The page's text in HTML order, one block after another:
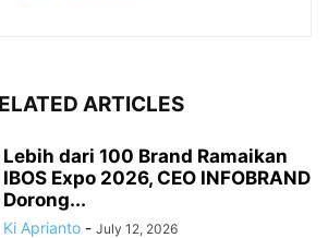
ARTICLES
Lebih dari 100 Brand Ramaikan
IBOS Expo 2026, CEO INFOBRAND
Dorong...
Ki Aprianto - July 12, 2026